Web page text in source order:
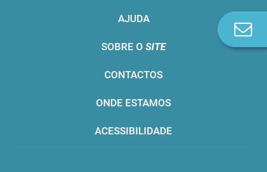
AJUDA
SOBRE O SITE
CONTACTOS
ONDE ESTAMOS
ACESSIBILIDADE